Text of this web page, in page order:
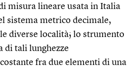
misura lineare usata in Italia
sistema metrico decimale,
diverse località; lo strumento
di tali lunghezze
fra due elementi di una